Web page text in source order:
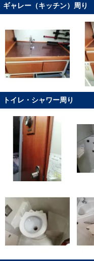
ギャレー（キッチン）周り
トイレ・シャワー周り